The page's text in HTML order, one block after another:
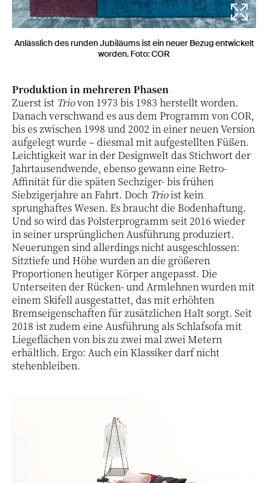
Anlässlich des runden Jubiläums ist ein neuer Bezug entwickelt
worden. Foto: COR
Produktion in mehreren Phasen
Zuerst ist Triovon 1973 bis 1983 herstellt worden.
Danach verschwand es aus dem Programm von COR,
bis es zwischen 1998 und 2002 in einer neuen Version
aufgelegt wurde – diesmal mit aufgestellten Füßen.
Leichtigkeit war in der Designwelt das Stichwort der
Jahrtausendwende, ebenso gewann eine Retro-
Affinität für die späten Sechziger- bis frühen
Siebzigerjahre an Fahrt. Doch Trioist kein
sprunghaftes Wesen. Es braucht die Bodenhaftung.
Und so wird das Polsterprogramm seit 2016 wieder
in seiner ursprünglichen Ausführung produziert.
Neuerungen sind allerdings nicht ausgeschlossen:
Sitztiefe und Höhe wurden an die größeren
Proportionen heutiger Körper angepasst. Die
Unterseiten der Rücken- und Armlehnen wurden mit
einem Skifell ausgestattet, das mit erhöhten
Bremseigenschaften für zusätzlichen Halt sorgt. Seit
2018 ist zudem eine Ausführung als Schlafsofa mit
Liegeflächen von bis zu zwei mal zwei Metern
erhältlich. Ergo: Auch ein Klassiker darf nicht
stehenbleiben.